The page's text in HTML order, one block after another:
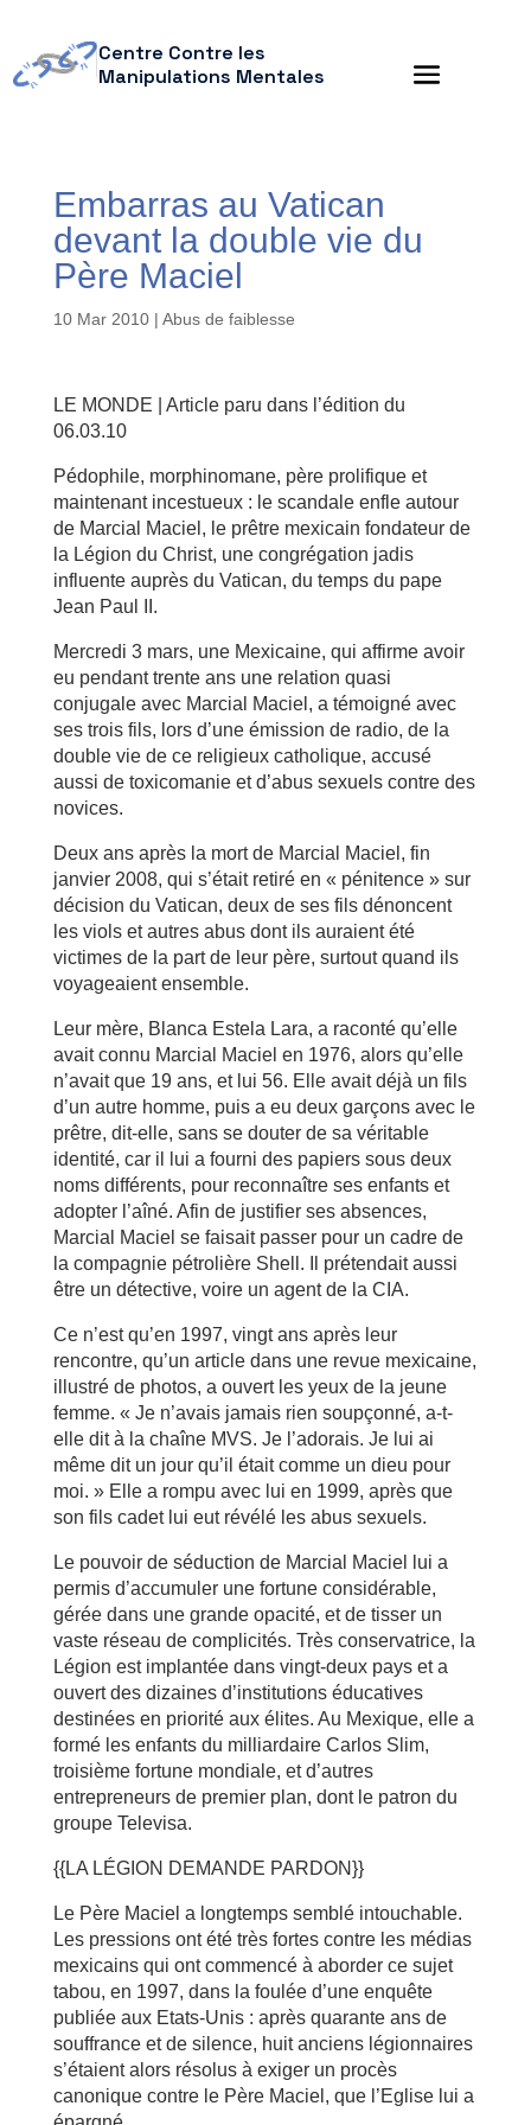
Centre Contre les
Manipulations Mentales
Embarras au Vatican
devant la double vie du
Père Maciel
10 Mar 2010| Abus de faiblesse
LE MONDE | Article paru dans l’édition du
06.03.10
Pédophile, morphinomane, père prolifique et
maintenant incestueux : le scandale enfle autour
de Marcial Maciel, le prêtre mexicain fondateur de
la Légion du Christ, une congrégation jadis
influente auprès du Vatican, du temps du pape
Jean Paul II.
Mercredi 3 mars, une Mexicaine, qui affirme avoir
eu pendant trente ans une relation quasi
conjugale avec Marcial Maciel, a témoigné avec
ses trois fils, lors d’une émission de radio, de la
double vie de ce religieux catholique, accusé
aussi de toxicomanie et d’abus sexuels contre des
novices.
Deux ans après la mort de Marcial Maciel, fin
janvier 2008, qui s’était retiré en « pénitence » sur
décision du Vatican, deux de ses fils dénoncent
les viols et autres abus dont ils auraient été
victimes de la part de leur père, surtout quand ils
voyageaient ensemble.
Leur mère, Blanca Estela Lara, a raconté qu’elle
avait connu Marcial Maciel en 1976, alors qu’elle
n’avait que 19 ans, et lui 56. Elle avait déjà un fils
d’un autre homme, puis a eu deux garçons avec le
prêtre, dit-elle, sans se douter de sa véritable
identité, car il lui a fourni des papiers sous deux
noms différents, pour reconnaître ses enfants et
adopter l’aîné. Afin de justifier ses absences,
Marcial Maciel se faisait passer pour un cadre de
la compagnie pétrolière Shell. Il prétendait aussi
être un détective, voire un agent de la CIA.
Ce n’est qu’en 1997, vingt ans après leur
rencontre, qu’un article dans une revue mexicaine,
illustré de photos, a ouvert les yeux de la jeune
femme. « Je n’avais jamais rien soupçonné, a-t-
elle dit à la chaîne MVS. Je l’adorais. Je lui ai
même dit un jour qu’il était comme un dieu pour
moi. » Elle a rompu avec lui en 1999, après que
son fils cadet lui eut révélé les abus sexuels.
Le pouvoir de séduction de Marcial Maciel lui a
permis d’accumuler une fortune considérable,
gérée dans une grande opacité, et de tisser un
vaste réseau de complicités. Très conservatrice, la
Légion est implantée dans vingt-deux pays et a
ouvert des dizaines d’institutions éducatives
destinées en priorité aux élites. Au Mexique, elle a
formé les enfants du milliardaire Carlos Slim,
troisième fortune mondiale, et d’autres
entrepreneurs de premier plan, dont le patron du
groupe Televisa.
{{LA LÉGION DEMANDE PARDON}}
Le Père Maciel a longtemps semblé intouchable.
Les pressions ont été très fortes contre les médias
mexicains qui ont commencé à aborder ce sujet
tabou, en 1997, dans la foulée d’une enquête
publiée aux Etats-Unis : après quarante ans de
souffrance et de silence, huit anciens légionnaires
s’étaient alors résolus à exiger un procès
canonique contre le Père Maciel, que l’Eglise lui a